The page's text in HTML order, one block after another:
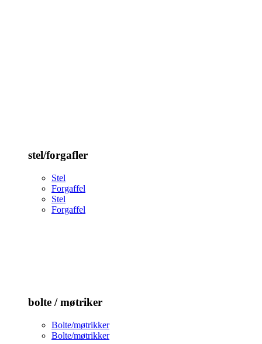
stel/forgafler
Stel
Forgaffel
Stel
Forgaffel
bolte / møtriker
Bolte/møtrikker
Bolte/møtrikker